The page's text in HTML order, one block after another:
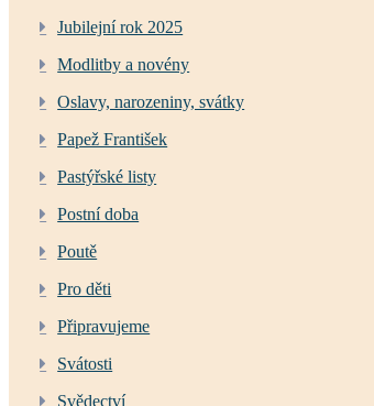
Jubilejní rok 2025
Modlitby a novény
Oslavy, narozeniny, svátky
Papež František
Pastýřské listy
Postní doba
Poutě
Pro děti
Připravujeme
Svátosti
Svědectví